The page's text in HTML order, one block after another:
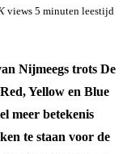
views 5 minuten leestijd
Nijmeegs trots De
Yellow en Blue
meer betekenis
te staan voor de